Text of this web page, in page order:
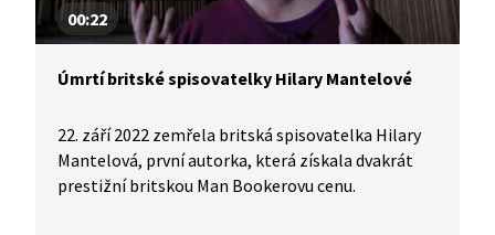
00:22
Úmrtí britské spisovatelky Hilary Mantelové
22. září 2022 zemřela britská spisovatelka Hilary
Mantelová, první autorka, která získala dvakrát
prestižní britskou Man Bookerovu cenu.